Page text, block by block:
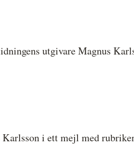
ut­givare Magnus
Karlsson i ett mejl med